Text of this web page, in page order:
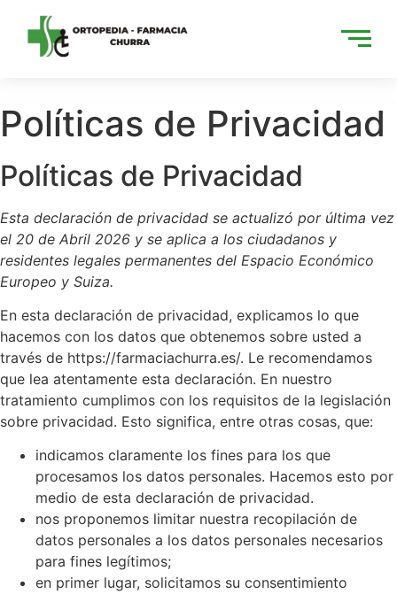
Políticas de Privacidad
Políticas de Privacidad
Esta declaración de privacidad se actualizó por última vez
el 20 de Abril 2026 y se aplica a los ciudadanos y
residentes legales permanentes del Espacio Económico
Europeo y Suiza.
En esta declaración de privacidad, explicamos lo que
hacemos con los datos que obtenemos sobre usted a
través de https://farmaciachurra.es/. Le recomendamos
que lea atentamente esta declaración. En nuestro
tratamiento cumplimos con los requisitos de la legislación
sobre privacidad. Esto significa, entre otras cosas, que:
indicamos claramente los fines para los que
procesamos los datos personales. Hacemos esto por
medio de esta declaración de privacidad.
nos proponemos limitar nuestra recopilación de
datos personales a los datos personales necesarios
para fines legítimos;
en primer lugar, solicitamos su consentimiento